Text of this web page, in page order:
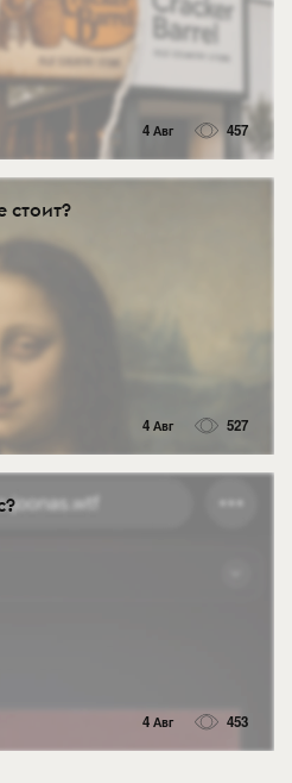
4 Авг 457
стоит?
4 Авг 527
4 Авг 453